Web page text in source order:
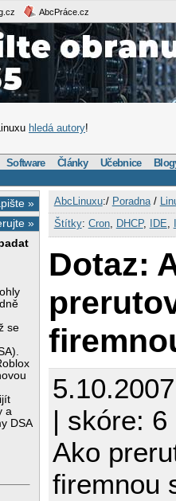
AbcPráce.cz
hledá autory!
Software Články Učebnice
»
»
se
a
DSA
AbcLinuxu:/ Poradna/
Štítky: Cron, DHCP, IDE
Dotaz:
| skóre: 6
Ako
firemnou